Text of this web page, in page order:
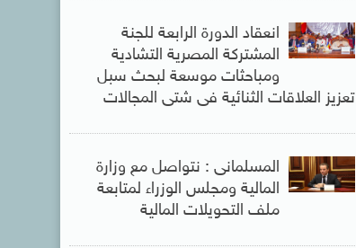
انعقاد الدورة الرابعة للجنة
المشتركة المصرية التشادية
ومباحثات موسعة لبحث سبل
تعزيز العلاقات الثنائية فى شتى المجالات
المسلمانى : نتواصل مع وزارة
المالية ومجلس الوزراء لمتابعة
ملف التحويلات المالية